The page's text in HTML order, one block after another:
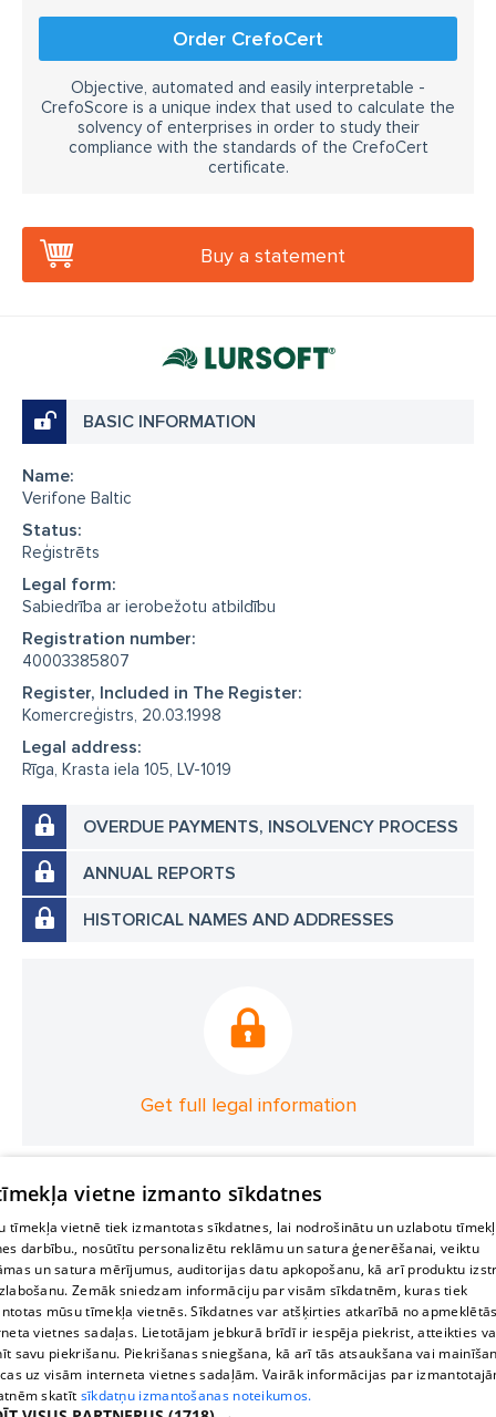
Order CrefoCert
Objective, automated and easily interpretable -
CrefoScore is a unique index that used to calculate the
solvency of enterprises in order to study their
compliance with the standards of the CrefoCert
certificate.
Buy a statement
BASIC INFORMATION
Name:
Verifone Baltic
Status:
Reģistrēts
Legal form:
Sabiedrība ar ierobežotu atbildību
Registration number:
40003385807
Register, Included in The Register:
Komercreģistrs, 20.03.1998
Legal address:
Rīga, Krasta iela 105, LV-1019
OVERDUE PAYMENTS, INSOLVENCY PROCESS
ANNUAL REPORTS
HISTORICAL NAMES AND ADDRESSES
Get full legal information
vietne izmanto sīkdatnes
tīmekļa vietnē tiek izmantotas sīkdatnes, lai nodrošinātu un uzlabotu
darbību., nosūtītu personalizētu reklāmu un satura ģenerēšanai, veiktu
un satura mērījumus, auditorijas datu apkopošanu, kā arī produktu
Zemāk sniedzam informāciju par visām sīkdatnēm, kuras tiek
mūsu tīmekļa vietnēs. Sīkdatnes var atšķirties atkarībā no
vietnes sadaļas. Lietotājam jebkurā brīdī ir iespēja piekrist, atteikties
savu piekrišanu. Piekrišanas sniegšana, kā arī tās atsaukšana vai
uz visām interneta vietnes sadaļām. Vairāk informācijas par
skatīt sīkdatņu izmantošanas noteikumos.